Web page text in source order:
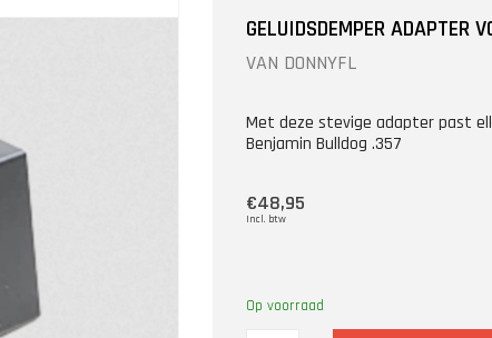
GELUIDSDEMPER ADAPTER
VAN DONNYFL
Met deze stevige adapter past
Benjamin Bulldog .357
€48,95
Incl. btw
Op voorraad